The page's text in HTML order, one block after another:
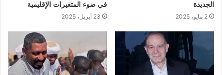
الجديدة
2 مايو، 2025
في ضوء المتغيرات الإقليمية
23 أبريل، 2025